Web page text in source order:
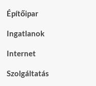
Építőipar
Ingatlanok
Internet
Szolgáltatás